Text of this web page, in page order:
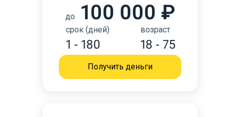
до 100 000 ₽
срок (дней)
1 - 180
возраст
18 - 75
Получить деньги